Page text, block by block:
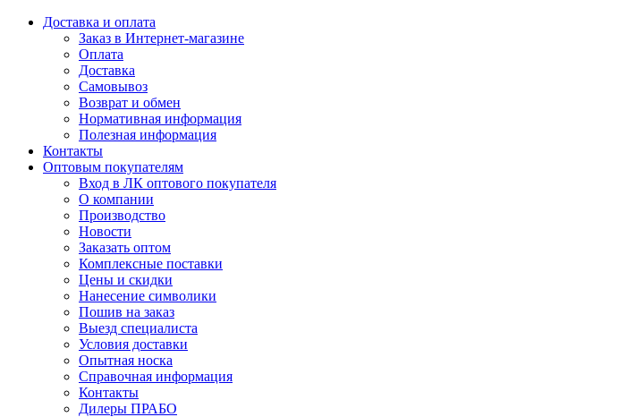
Доставка и оплата
Заказ в Интернет-магазине
Оплата
Доставка
Самовывоз
Возврат и обмен
Нормативная информация
Полезная информация
Контакты
Оптовым покупателям
Вход в ЛК оптового покупателя
О компании
Производство
Новости
Заказать оптом
Комплексные поставки
Цены и скидки
Нанесение символики
Пошив на заказ
Выезд специалиста
Условия доставки
Опытная носка
Справочная информация
Контакты
Дилеры ПРАБО